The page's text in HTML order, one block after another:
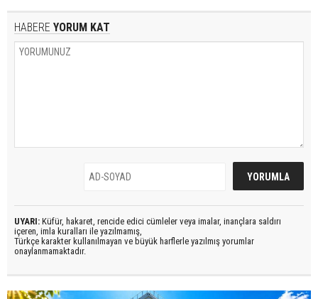
HABERE YORUM KAT
UYARI: Küfür, hakaret, rencide edici cümleler veya imalar, inançlara saldırı
içeren, imla kuralları ile yazılmamış,
Türkçe karakter kullanılmayan ve büyük harflerle yazılmış yorumlar
onaylanmamaktadır.